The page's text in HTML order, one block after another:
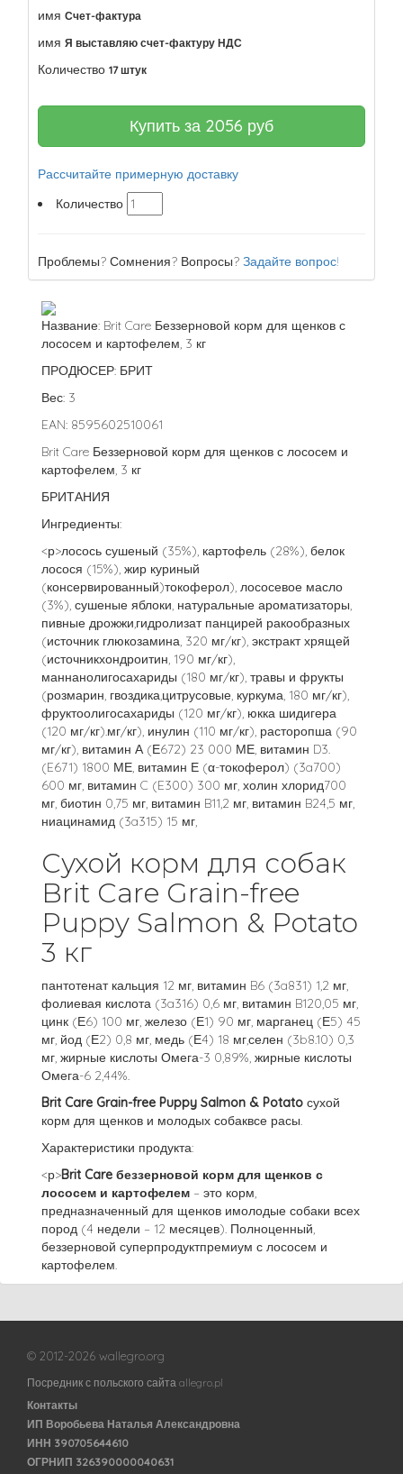
имя Счет-фактура
имя Я выставляю счет-фактуру НДС
Количество 17 штук
Купить за 2056 руб
Рассчитайте примерную доставку
Количество
Проблемы? Сомнения? Вопросы? Задайте вопрос!
Название: Brit Care Беззерновой корм для щенков с
лососем и картофелем, 3 кг
ПРОДЮСЕР: БРИТ
Вес: 3
EAN: 8595602510061
Brit Care Беззерновой корм для щенков с лососем и
картофелем, 3 кг
БРИТАНИЯ
Ингредиенты:
<р>лосось сушеный (35%), картофель (28%), белок
лосося (15%), жир куриный
(консервированный)токоферол), лососевое масло
(3%), сушеные яблоки, натуральные ароматизаторы,
пивные дрожжи,гидролизат панцирей ракообразных
(источник глюкозамина, 320 мг/кг), экстракт хрящей
(источникхондроитин, 190 мг/кг),
маннанолигосахариды (180 мг/кг), травы и фрукты
(розмарин, гвоздика,цитрусовые, куркума, 180 мг/кг),
фруктоолигосахариды (120 мг/кг), юкка шидигера
(120 мг/кг).мг/кг), инулин (110 мг/кг), расторопша (90
мг/кг), витамин А (Е672) 23 000 МЕ, витамин D3.
(E671) 1800 МЕ, витамин Е (α-токоферол) (3a700)
600 мг, витамин C (E300) 300 мг, холин хлорид700
мг, биотин 0,75 мг, витамин B11,2 мг, витамин B24,5 мг,
ниацинамид (3a315) 15 мг,
Сухой корм для собак
Brit Care Grain-free
Puppy Salmon & Potato
3 кг
пантотенат кальция 12 мг, витамин B6 (3a831) 1,2 мг,
фолиевая кислота (3a316) 0,6 мг, витамин B120,05 мг,
цинк (Е6) 100 мг, железо (Е1) 90 мг, марганец (Е5) 45
мг, йод (Е2) 0,8 мг, медь (Е4) 18 мг,селен (3b8.10) 0,3
мг, жирные кислоты Омега-3 0,89%, жирные кислоты
Омега-6 2,44%.
Brit Care Grain-free Puppy Salmon & Potato сухой
корм для щенков и молодых собаквсе расы.
Характеристики продукта:
<р>Brit Care беззерновой корм для щенков с
лососем и картофелем – это корм,
предназначенный для щенков имолодые собаки всех
пород (4 недели – 12 месяцев). Полноценный,
беззерновой суперпродуктпремиум с лососем и
картофелем.
© 2012-2026 wallegro.org
Посредник с польского сайта allegro.pl
Контакты
ИП Воробьева Наталья Александровна
ИНН 390705644610
ОГРНИП 326390000040631